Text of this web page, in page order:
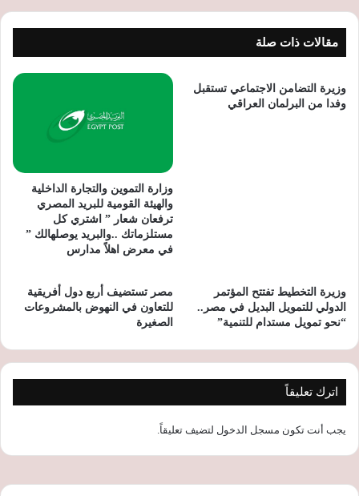
مقالات ذات صلة
وزيرة التضامن الاجتماعي تستقبل
وفدا من البرلمان العراقي
وزارة التموين والتجارة الداخلية
والهيئة القومية للبريد المصري
ترفعان شعار ” اشتري كل
مستلزماتك ..والبريد يوصلهالك ”
في معرض اهلاً مدارس
وزيرة التخطيط تفتتح المؤتمر
الدولي للتمويل البديل في مصر..
“نحو تمويل مستدام للتنمية”
مصر تستضيف أربع دول أفريقية
للتعاون في النهوض بالمشروعات
الصغيرة
اترك تعليقاً
يجب أنت تكون مسجل الدخول لتضيف تعليقاً.